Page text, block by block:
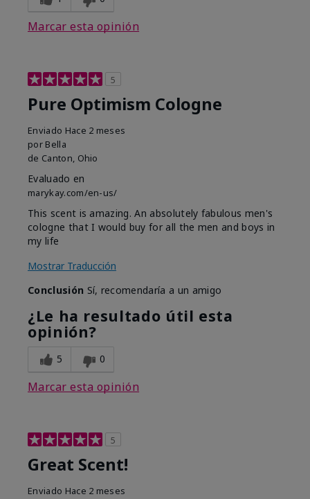
Marcar esta opinión
5
Pure Optimism Cologne
Enviado Hace 2 meses
por Bella
de Canton, Ohio
Evaluado en
marykay.com/en-us/
This scent is amazing. An absolutely fabulous men's
cologne that I would buy for all the men and boys in
my life
Mostrar Traducción
Conclusión Sí, recomendaría a un amigo
¿Le ha resultado útil esta
opinión?
5 0
Marcar esta opinión
5
Great Scent!
Enviado Hace 2 meses